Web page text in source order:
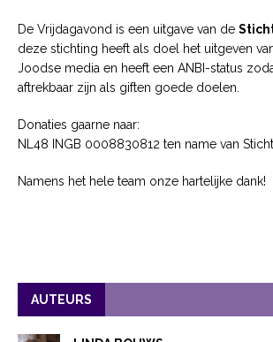
De Vrijdagavond is een uitgave van de
deze stichting heeft als doel het uitgeven
Joodse media en heeft een ANBI-status
aftrekbaar zijn als giften goede doelen.
Donaties gaarne naar:
NL48 INGB 0008830812 ten name van
Namens het hele team onze hartelijke dank!
AUTEURS